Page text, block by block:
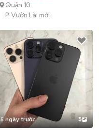
Quận 10
P. Vườn Lài mới
5 ngày trước 5